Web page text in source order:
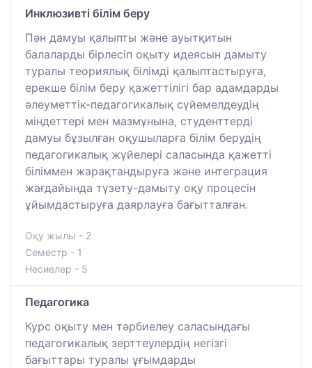
Инклюзивті білім беру
Пән дамуы қалыпты және ауытқитын
балаларды бірлесіп оқыту идеясын дамыту
туралы теориялық білімді қалыптастыруға,
ерекше білім беру қажеттілігі бар адамдарды
әлеуметтік-педагогикалық сүйемелдеудің
міндеттері мен мазмұнына, студенттерді
дамуы бұзылған оқушыларға білім берудің
педагогикалық жүйелері саласында қажетті
біліммен жарақтандыруға және интеграция
жағдайында түзету-дамыту оқу процесін
ұйымдастыруға даярлауға бағытталған.
Оқу жылы - 2
Семестр - 1
Несиелер - 5
Педагогика
Курс оқыту мен тәрбиелеу саласындағы
педагогикалық зерттеулердің негізгі
бағыттары туралы ұғымдарды